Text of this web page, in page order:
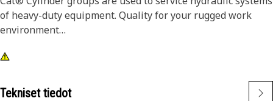
of heavy-duty equipment. Quality for your rugged work
environment
Application:
systems. Consult your owner's manual or contact your local
Tekniset tiedot